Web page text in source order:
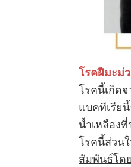
โรคฝีมะม่
โรคนี้เกิดจ
แบคทีเรีย
น้ำเหลือง
โรคนี้ส่วน
สัมพันธ์โด